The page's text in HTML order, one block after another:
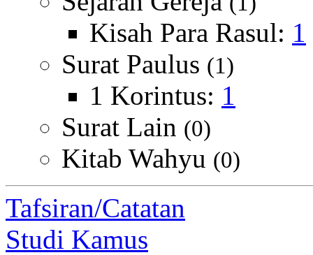
Kisah Para Rasul: 1
Surat Paulus (1)
1 Korintus: 1
Surat Lain (0)
Kitab Wahyu (0)
Tafsiran/Catatan
Studi Kamus